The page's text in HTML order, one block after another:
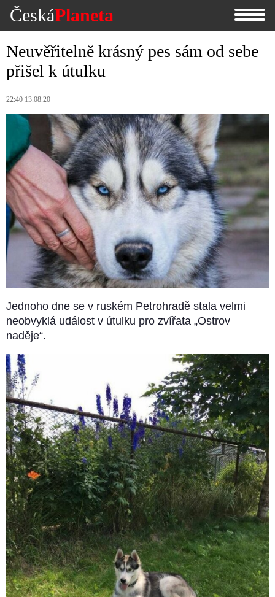
ČeskáPlaneta
Neuvěřitelně krásný pes sám od sebe
přišel k útulku
22:40 13.08.20
Jednoho dne se v ruském Petrohradě stala velmi
neobvyklá událost v útulku pro zvířata „Ostrov
naděje“.